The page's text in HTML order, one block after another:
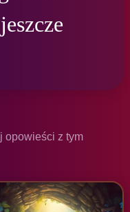
opowieści z tym